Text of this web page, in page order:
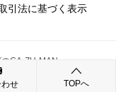
引法に基づく表示
GA-ZU-MAN
せ TOPへ